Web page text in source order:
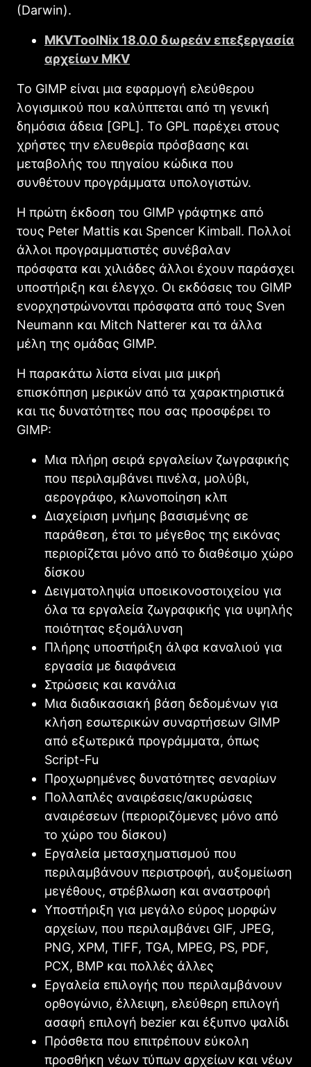
(Darwin).
MKVToolNix 18.0.0 δωρεάν επεξεργασία
αρχείων MKV
Το GIMΡ είναι μια εφαρμογή ελεύθερου
λογισμικού που καλύπτεται από τη γενική
δημόσια άδεια [GPL]. Το GPL παρέχει στους
χρήστες την ελευθερία πρόσβασης και
μεταβολής του πηγαίου κώδικα που
συνθέτουν προγράμματα υπολογιστών.
Η πρώτη έκδοση του GIMΡ γράφτηκε από
τους Peter Mattis και Spencer Kimball. Πολλοί
άλλοι προγραμματιστές συνέβαλαν
πρόσφατα και χιλιάδες άλλοι έχουν παράσχει
υποστήριξη και έλεγχο. Οι εκδόσεις του GIMΡ
ενορχηστρώνονται πρόσφατα από τους Sven
Neumann και Mitch Natterer και τα άλλα
μέλη της ομάδας GIMΡ.
Η παρακάτω λίστα είναι μια μικρή
επισκόπηση μερικών από τα χαρακτηριστικά
και τις δυνατότητες που σας προσφέρει το
GIMP:
Μια πλήρη σειρά εργαλείων ζωγραφικής
που περιλαμβάνει πινέλα, μολύβι,
αερογράφο, κλωνοποίηση κλπ
Διαχείριση μνήμης βασισμένης σε
παράθεση, έτσι το μέγεθος της εικόνας
περιορίζεται μόνο από το διαθέσιμο χώρο
δίσκου
Δειγματοληψία υποεικονοστοιχείου για
όλα τα εργαλεία ζωγραφικής για υψηλής
ποιότητας εξομάλυνση
Πλήρης υποστήριξη άλφα καναλιού για
εργασία με διαφάνεια
Στρώσεις και κανάλια
Μια διαδικασιακή βάση δεδομένων για
κλήση εσωτερικών συναρτήσεων GΙMP
από εξωτερικά προγράμματα, όπως
Script-Fu
Προχωρημένες δυνατότητες σεναρίων
Πολλαπλές αναιρέσεις/ακυρώσεις
αναιρέσεων (περιοριζόμενες μόνο από
το χώρο του δίσκου)
Εργαλεία μετασχηματισμού που
περιλαμβάνουν περιστροφή, αυξομείωση
μεγέθους, στρέβλωση και αναστροφή
Υποστήριξη για μεγάλο εύρος μορφών
αρχείων, που περιλαμβάνει GIF, JPEG,
PNG, XPM, TIFF, TGA, MPEG, PS, PDF,
PCX, BMP και πολλές άλλες
Εργαλεία επιλογής που περιλαμβάνουν
ορθογώνιο, έλλειψη, ελεύθερη επιλογή
ασαφή επιλογή bezier και έξυπνο ψαλίδι
Πρόσθετα που επιτρέπουν εύκολη
προσθήκη νέων τύπων αρχείων και νέων